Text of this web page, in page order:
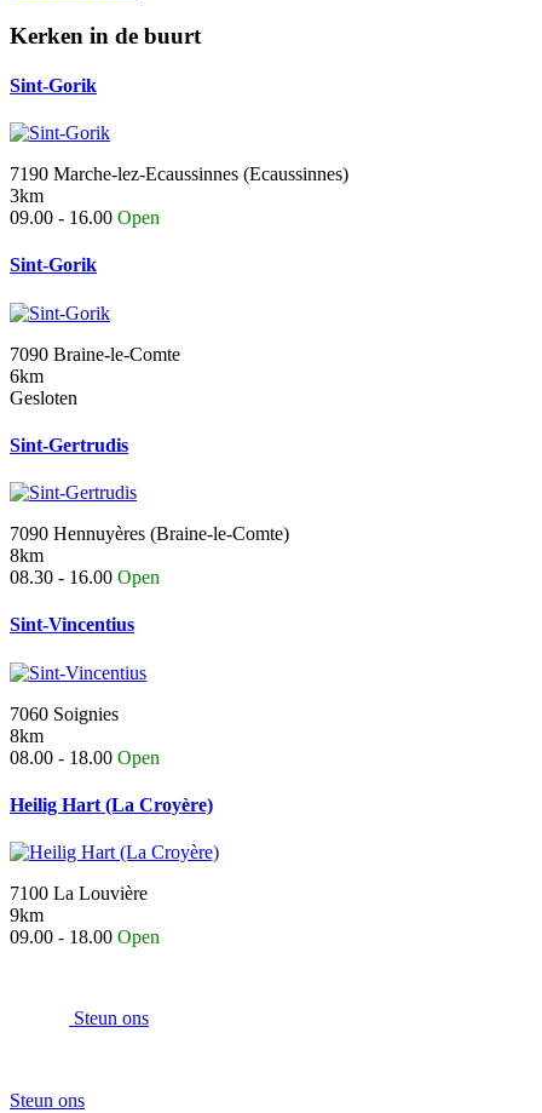
Kerken in de buurt
Sint-Gorik
7190 Marche-lez-Ecaussinnes (Ecaussinnes)
3km
09.00 - 16.00 Open
Sint-Gorik
7090 Braine-le-Comte
6km
Gesloten
Sint-Gertrudis
7090 Hennuyères (Braine-le-Comte)
8km
08.30 - 16.00 Open
Sint-Vincentius
7060 Soignies
8km
08.00 - 18.00 Open
Heilig Hart (La Croyère)
7100 La Louvière
9km
09.00 - 18.00 Open
Steun ons
Steun ons